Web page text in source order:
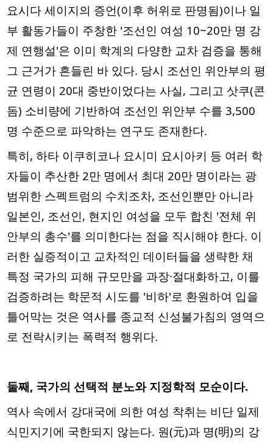
요시다 세이지의 증언(이후 허위로 판명됨)이나 일
부 활동가들이 주창한 '조선인 여성 10~20만 명 강
제 연행설'은 이미 학계의 다양한 교차 검증을 통해
그 근거가 흔들린 바 있다. 당시 조선인 위안부의 평
균 연령이 20대 중반이었다는 사실, 그리고 삿쿠(콘
돔) 소비량에 기반하여 조선인 위안부 수를 3,500
명 수준으로 파악하는 연구도 존재한다.
특히, 하타 이쿠히코나 요시미 요시아키 등 여러 학
자들이 추산한 2만 명에서 최대 20만 명이라는 광
범위한 스펙트럼의 수치조차, 조선인뿐만 아니라
일본인, 조선인, 현지인 여성을 모두 합친 '전체 위
안부의 총수'를 의미한다는 점을 직시해야 한다. 이
러한 실증적이고 교차적인 데이터들을 생략한 채
특정 국가의 피해 규모만을 과장·절대화하고, 이를
검증하려는 학문적 시도를 '비하'로 환원하여 입을
틀어막는 것은 역사를 종교적 신성불가침의 영역으
로 전락시키는 폭력적 행위다.
둘째, 국가의 선택적 분노와 지정학적 모순이다.
역사 속에서 강대국에 의한 여성 착취는 비단 일제
식민지기에 국한되지 않는다. 원(元)과 명(明)의 강